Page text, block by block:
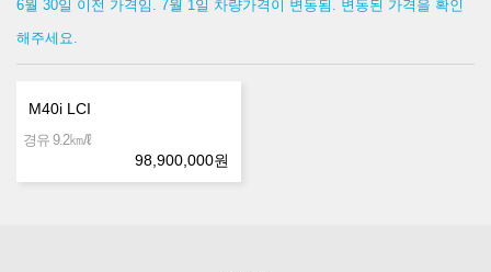
6월 30일 이전 가격임. 7월 1일 차량가격이 변동됨. 변동된 가격을 확인
해주세요.
M40i LCI
경유 9.2㎞/ℓ
98,900,000원